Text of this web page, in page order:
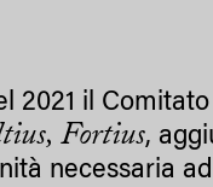
2021 il
Fortius,
necessaria